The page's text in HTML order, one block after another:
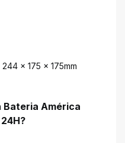
x 175 x 175mm
Bateria América